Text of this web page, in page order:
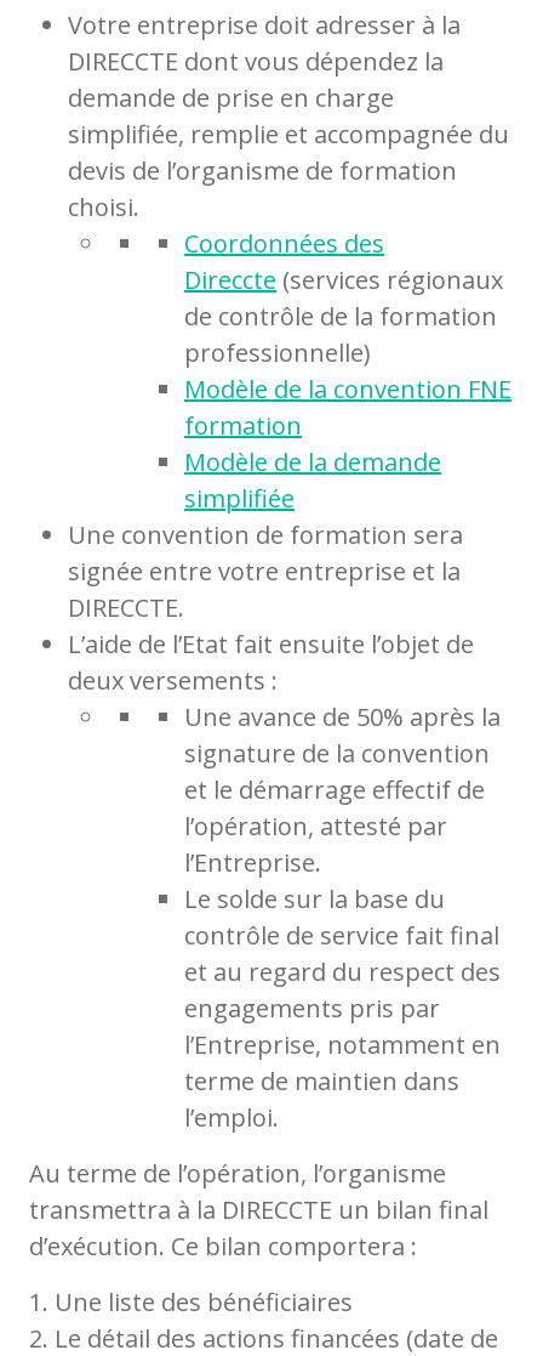
Votre entreprise doit adresser à la
DIRECCTE dont vous dépendez la
demande de prise en charge
simplifiée, remplie et accompagnée du
devis de l’organisme de formation
choisi.
Coordonnées des
Direccte (services régionaux
de contrôle de la formation
professionnelle)
Modèle de la convention FNE
formation
Modèle de la demande
simplifiée
Une convention de formation sera
signée entre votre entreprise et la
DIRECCTE.
L’aide de l’Etat fait ensuite l’objet de
deux versements :
Une avance de 50% après la
signature de la convention
et le démarrage effectif de
l’opération, attesté par
l’Entreprise.
Le solde sur la base du
contrôle de service fait final
et au regard du respect des
engagements pris par
l’Entreprise, notamment en
terme de maintien dans
l’emploi.
Au terme de l’opération, l’organisme
transmettra à la DIRECCTE un bilan final
d’exécution. Ce bilan comportera :
1. Une liste des bénéficiaires
2. Le détail des actions financées (date de